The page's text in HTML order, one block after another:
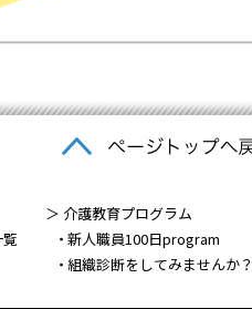
＞ 介護教育プログラム
新人職員100日program
組織診断をしてみませんか？